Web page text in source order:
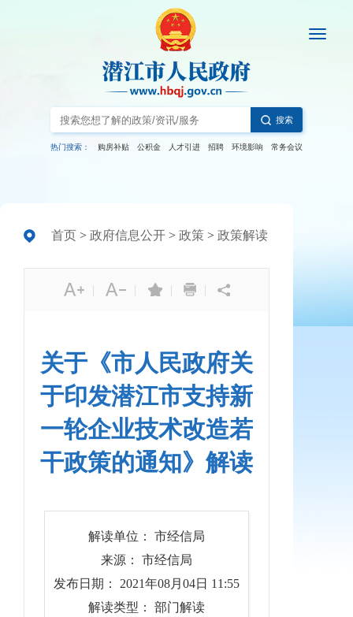
搜索
热门搜索： 购房补贴 公积金 人才引进 招聘 环境影响 常务会议
首页 > 政府信息公开 > 政策 > 政策解读
| | | |
关于《市人民政府关
于印发潜江市支持新
一轮企业技术改造若
干政策的通知》解读
解读单位： 市经信局
来源： 市经信局
发布日期： 2021年08月04日 11:55
解读类型： 部门解读